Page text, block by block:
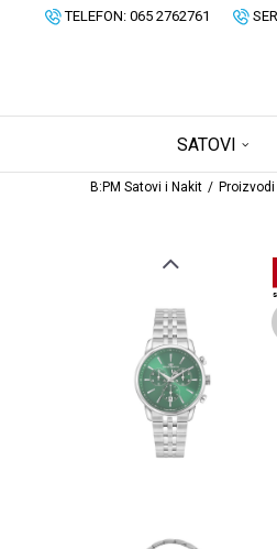
TELEFON: 065 2762761
SATOVI
B:PM Satovi i Nakit Proizvodi